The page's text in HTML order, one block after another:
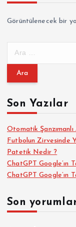
Görüntülenecek bir
m
:Son Yazılar
Otomatik
Futbolun Zirvesinde
Patetik Nedir ?
ChatGPT Google’ın
ChatGPT Google’ın
Son